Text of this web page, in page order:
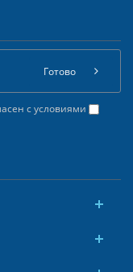
с условиями
Готово